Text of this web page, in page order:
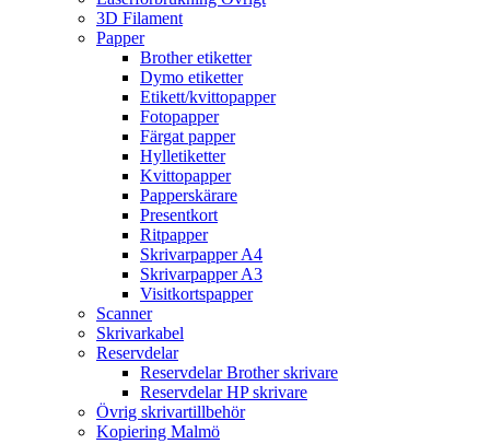
3D Filament
Papper
Brother etiketter
Dymo etiketter
Etikett/kvittopapper
Fotopapper
Färgat papper
Hylletiketter
Kvittopapper
Papperskärare
Presentkort
Ritpapper
Skrivarpapper A4
Skrivarpapper A3
Visitkortspapper
Scanner
Skrivarkabel
Reservdelar
Reservdelar Brother skrivare
Reservdelar HP skrivare
Övrig skrivartillbehör
Kopiering Malmö